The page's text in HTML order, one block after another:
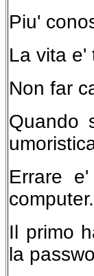
Piu'
La vita e'
Non far
Quando
Errare
computer.
Il primo
la